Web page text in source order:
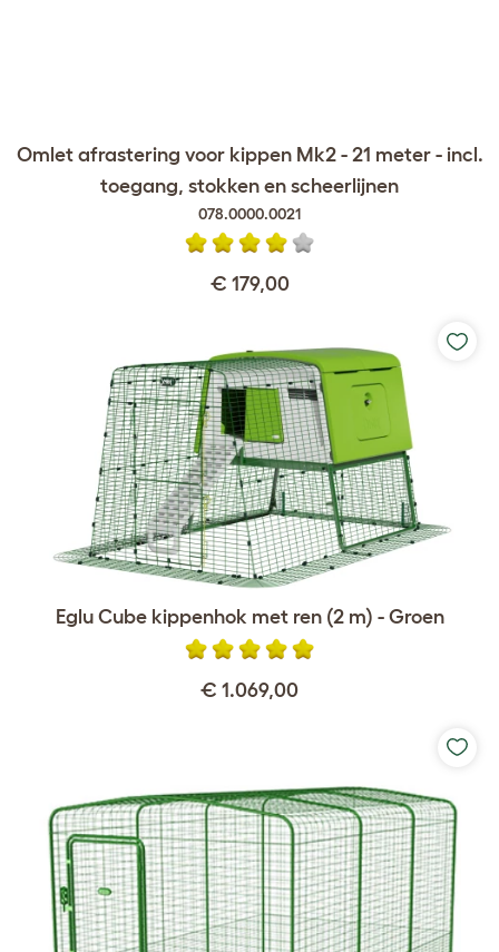
Omlet afrastering voor kippen Mk2 - 21 meter - incl.
toegang, stokken en scheerlijnen
078.0000.0021
€ 179,00
Eglu Cube kippenhok met ren (2 m) - Groen
€ 1.069,00